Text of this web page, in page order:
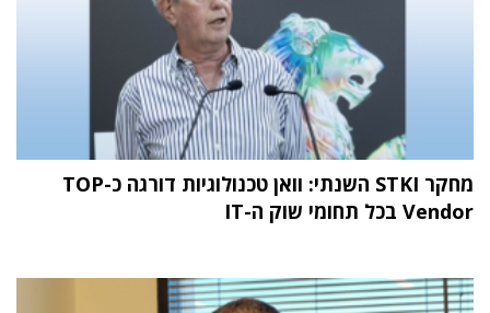
מחקר STKI השנתי: וואן טכנולוגיות דורגה כ-TOP
Vendor בכל תחומי שוק ה-IT